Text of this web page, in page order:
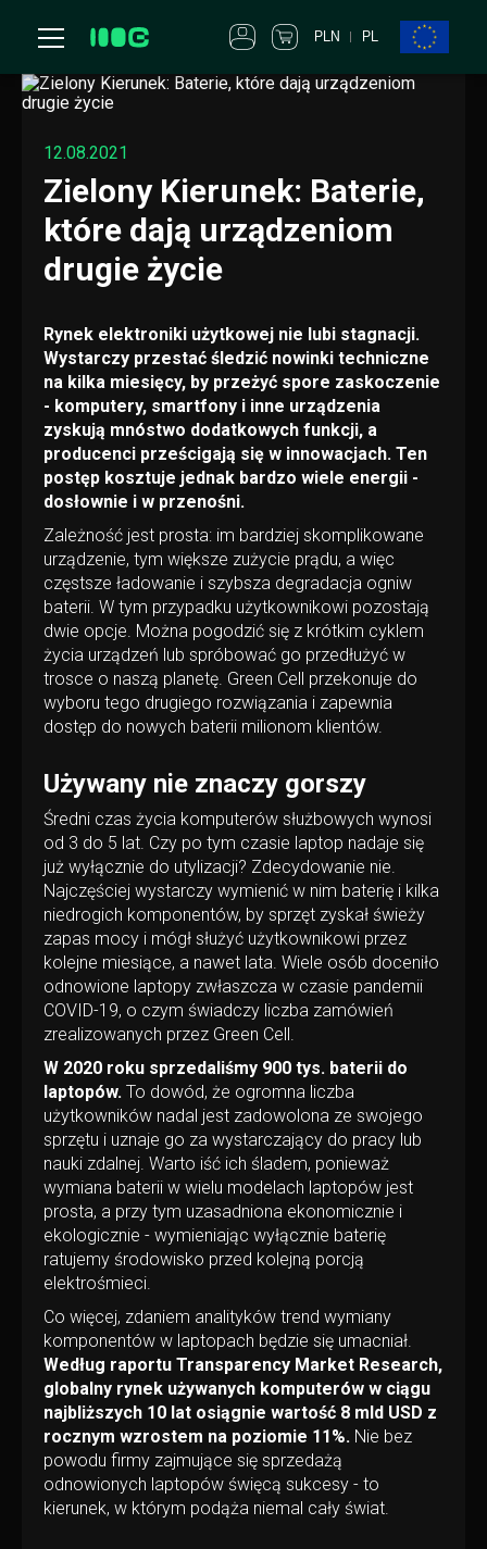
PLN PL
12.08.2021
Zielony Kierunek: Baterie,
które dają urządzeniom
drugie życie
Rynek elektroniki użytkowej nie lubi stagnacji.
Wystarczy przestać śledzić nowinki techniczne
na kilka miesięcy, by przeżyć spore zaskoczenie
- komputery, smartfony i inne urządzenia
zyskują mnóstwo dodatkowych funkcji, a
producenci prześcigają się w innowacjach. Ten
postęp kosztuje jednak bardzo wiele energii -
dosłownie i w przenośni.
Zależność jest prosta: im bardziej skomplikowane
urządzenie, tym większe zużycie prądu, a więc
częstsze ładowanie i szybsza degradacja ogniw
baterii. W tym przypadku użytkownikowi pozostają
dwie opcje. Można pogodzić się z krótkim cyklem
życia urządzeń lub spróbować go przedłużyć w
trosce o naszą planetę. Green Cell przekonuje do
wyboru tego drugiego rozwiązania i zapewnia
dostęp do nowych baterii milionom klientów.
Używany nie znaczy gorszy
Średni czas życia komputerów służbowych wynosi
od 3 do 5 lat. Czy po tym czasie laptop nadaje się
już wyłącznie do utylizacji? Zdecydowanie nie.
Najczęściej wystarczy wymienić w nim baterię i kilka
niedrogich komponentów, by sprzęt zyskał świeży
zapas mocy i mógł służyć użytkownikowi przez
kolejne miesiące, a nawet lata. Wiele osób doceniło
odnowione laptopy zwłaszcza w czasie pandemii
COVID-19, o czym świadczy liczba zamówień
zrealizowanych przez Green Cell.
W 2020 roku sprzedaliśmy 900 tys. baterii do
laptopów. To dowód, że ogromna liczba
użytkowników nadal jest zadowolona ze swojego
sprzętu i uznaje go za wystarczający do pracy lub
nauki zdalnej. Warto iść ich śladem, ponieważ
wymiana baterii w wielu modelach laptopów jest
prosta, a przy tym uzasadniona ekonomicznie i
ekologicznie - wymieniając wyłącznie baterię
ratujemy środowisko przed kolejną porcją
elektrośmieci.
Co więcej, zdaniem analityków trend wymiany
komponentów w laptopach będzie się umacniał.
Według raportu Transparency Market Research,
globalny rynek używanych komputerów w ciągu
najbliższych 10 lat osiągnie wartość 8 mld USD z
rocznym wzrostem na poziomie 11%. Nie bez
powodu firmy zajmujące się sprzedażą
odnowionych laptopów święcą sukcesy - to
kierunek, w którym podąża niemal cały świat.